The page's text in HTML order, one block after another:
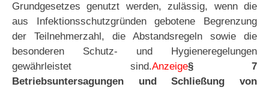
Grundgesetzes genutzt werden, zulässig, wenn die
aus Infektionsschutzgründen gebotene Begrenzung
der Teilnehmerzahl, die Abstandsregeln sowie die
besonderen Schutz- und Hygieneregelungen
gewährleistet sind.Anzeige§ 7
Betriebsuntersagungen und Schließung von